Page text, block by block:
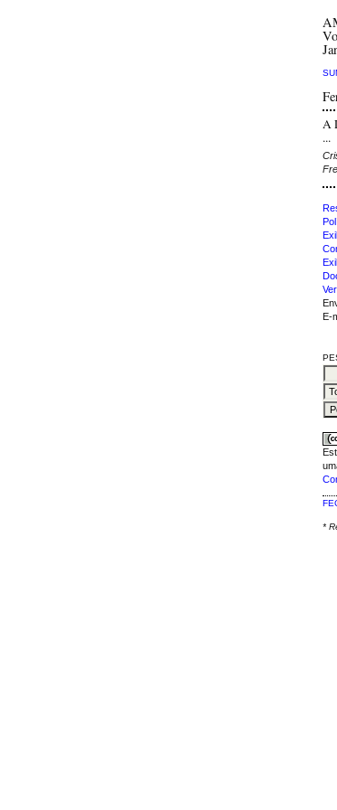
A
...
E-
*